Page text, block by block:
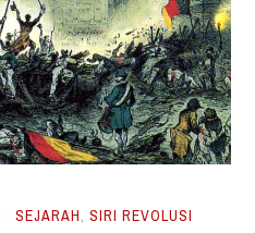
SEJARAH,SIRI REVOLUSI